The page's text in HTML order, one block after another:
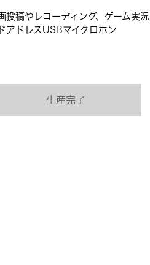
投稿やレコーディング、ゲーム実
アドレスUSBマイクロホン
生産完了